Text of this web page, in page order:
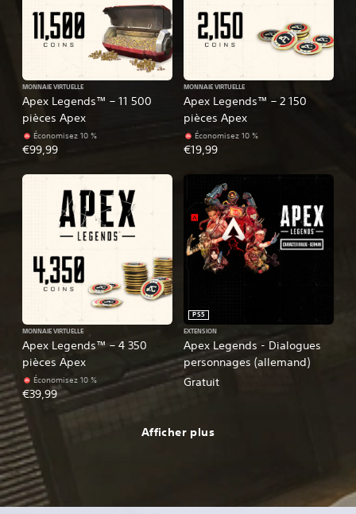
Apex Legends™ – 11 500
pièces Apex
MONNAIE VIRTUELLE
Économisez 10 %
€99,99
Apex Legends™ – 2 150
pièces Apex
MONNAIE VIRTUELLE
Économisez 10 %
€19,99
Apex Legends™ – 4 350
pièces Apex
MONNAIE VIRTUELLE
Économisez 10 %
€39,99
Apex Legends - Dialogues
personnages (allemand)
PS5
EXTENSION
Gratuit
Afficher plus